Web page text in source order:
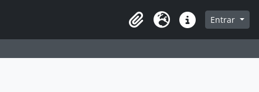
Clipboard
Idioma Atalhos Entrar